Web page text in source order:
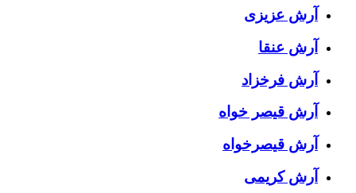
آرش عزیزی
آرش عنقا
آرش فرخزاد
آرش قیصر خواه
آرش قیصرخواه
آرش کریمی